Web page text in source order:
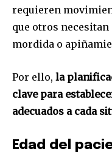
Únete a
suscriptores
Para suscribirte, solo
y da click en el botón de
respetamos tu
INBOX. Tu información
requieren
que otros
mordida o
Por ello, la
clave para
adecuados a cada
Edad del